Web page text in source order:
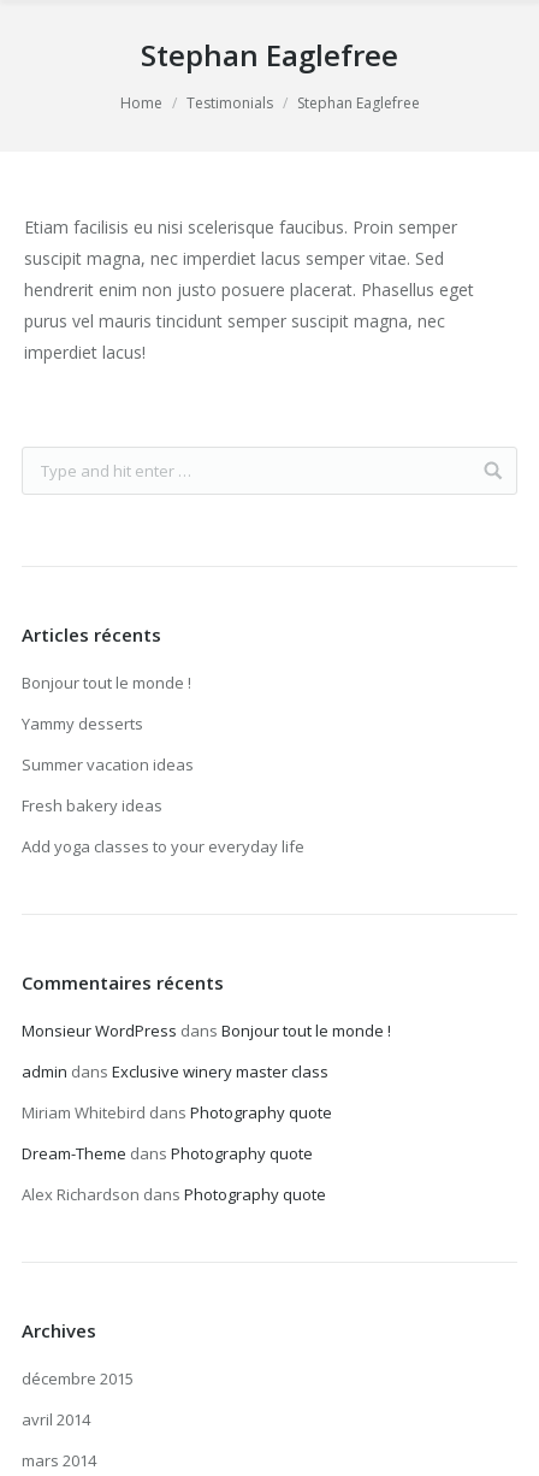
Stephan Eaglefree
You are here:Home Testimonials Stephan Eaglefree
Etiam facilisis eu nisi scelerisque faucibus. Proin semper
suscipit magna, nec imperdiet lacus semper vitae. Sed
hendrerit enim non justo posuere placerat. Phasellus eget
purus vel mauris tincidunt semper suscipit magna, nec
imperdiet lacus!
Articles récents
Bonjour tout le monde !
Yammy desserts
Summer vacation ideas
Fresh bakery ideas
Add yoga classes to your everyday life
Commentaires récents
Monsieur WordPress dans Bonjour tout le monde !
admin dans Exclusive winery master class
Miriam Whitebird dans Photography quote
Dream-Theme dans Photography quote
Alex Richardson dans Photography quote
Archives
décembre 2015
avril 2014
mars 2014